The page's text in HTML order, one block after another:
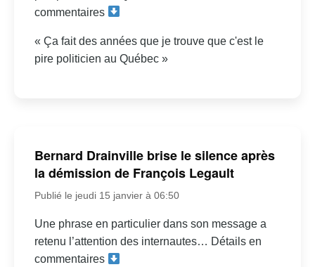
commentaires
« Ça fait des années que je trouve que c'est le
pire politicien au Québec »
Bernard Drainville brise le silence après
la démission de François Legault
Publié le jeudi 15 janvier à 06:50
Une phrase en particulier dans son message a
retenu l’attention des internautes… Détails en
commentaires